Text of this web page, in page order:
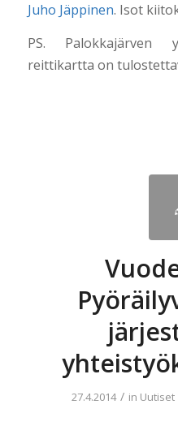
Juho Jäppinen. Isot
PS. Palokkajärven
reittikartta on
27.4.2014 / in Uutiset